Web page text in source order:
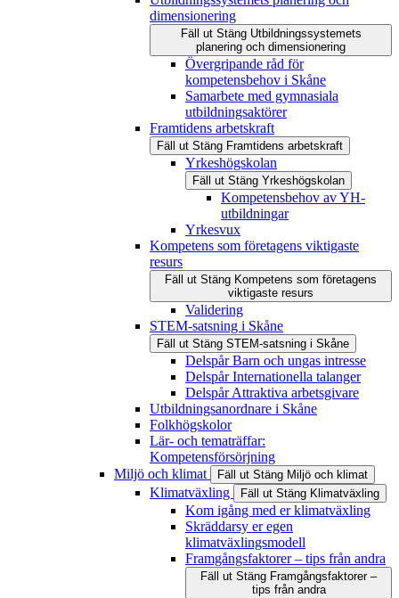
dimensionering
Fäll ut Stäng Utbildningssystemets
planering och dimensionering
Övergripande råd för
kompetensbehov i Skåne
Samarbete med gymnasiala
utbildningsaktörer
Framtidens arbetskraft
Fäll ut Stäng Framtidens arbetskraft
Yrkeshögskolan
Fäll ut Stäng Yrkeshögskolan
Kompetensbehov av YH-
utbildningar
Yrkesvux
Kompetens som företagens viktigaste
resurs
Fäll ut Stäng Kompetens som företagens
viktigaste resurs
Validering
STEM-satsning i Skåne
Fäll ut Stäng STEM-satsning i Skåne
Delspår Barn och ungas intresse
Delspår Internationella talanger
Delspår Attraktiva arbetsgivare
Utbildningsanordnare i Skåne
Folkhögskolor
Lär- och tematräffar:
Kompetensförsörjning
Miljö och klimat
Fäll ut Stäng Miljö och klimat
Klimatväxling Fäll ut Stäng Klimatväxling
Kom igång med er klimatväxling
Skräddarsy er egen
klimatväxlingsmodell
Framgångsfaktorer – tips från andra
Fäll ut Stäng Framgångsfaktorer –
tips från andra